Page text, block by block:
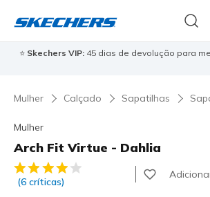
⭐ Skechers VIP:45 dias de devolução para
Mulher Calçado Sapatilhas
Mulher
Arch Fit Virtue - Dahlia
5 de 5 – Classificação do cliente
(6 críticas)